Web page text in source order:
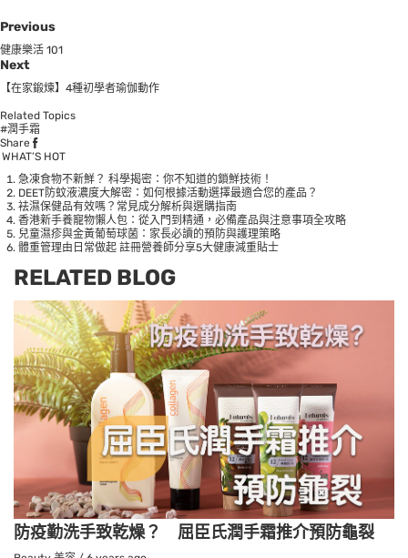
Previous
健康樂活 101
Next
【在家鍛煉】4種初學者瑜伽動作
Related Topics
#潤手霜
Share
WHAT’S HOT
急凍食物不新鮮？ 科學揭密：你不知道的鎖鮮技術！
DEET防蚊液濃度大解密：如何根據活動選擇最適合您的產品？
袪濕保健品有效嗎？常見成分解析與選購指南
香港新手養寵物懶人包：從入門到精通，必備產品與注意事項全攻略
兒童濕疹與金黃葡萄球菌：家長必讀的預防與護理策略
體重管理由日常做起 註冊營養師分享5大健康減重貼士
RELATED BLOG
防疫勤洗手致乾燥？ 屈臣氏潤手霜推介預防龜裂